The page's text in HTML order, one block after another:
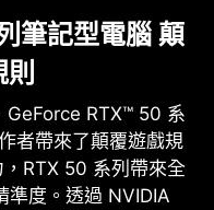
筆記型電腦 顛
RTX™ 50 系
者帶來了顛覆遊戲規
RTX 50 系列帶來全
準度。透過 NVIDIA